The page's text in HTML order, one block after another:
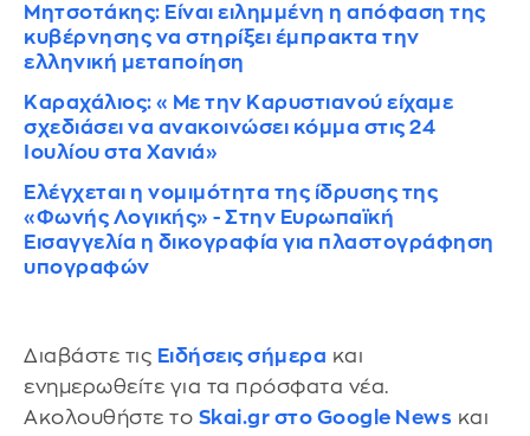
Μητσοτάκης: Είναι ειλημμένη η απόφαση της
κυβέρνησης να στηρίξει έμπρακτα την
ελληνική μεταποίηση
Καραχάλιος: «Με την Καρυστιανού είχαμε
σχεδιάσει να ανακοινώσει κόμμα στις 24
Ιουλίου στα Χανιά»
Ελέγχεται η νομιμότητα της ίδρυσης της
«Φωνής Λογικής» - Στην Ευρωπαϊκή
Εισαγγελία η δικογραφία για πλαστογράφηση
υπογραφών
Διαβάστε τις Ειδήσεις σήμερα και
ενημερωθείτε για τα πρόσφατα νέα.
Ακολουθήστε το Skai.gr στο Google News και